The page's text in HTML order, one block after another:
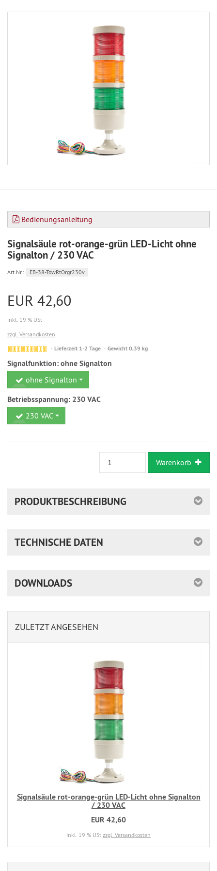
Bedienungsanleitung
Signalsäule rot-orange-grün LED-Licht ohne
Signalton / 230 VAC
Art.Nr.: EB-38-TowRtOrgr230v
EUR 42,60
inkl. 19 % USt
zzgl. Versandkosten
Sehr
Stückzahl,
Teillieferung
Lieferzeit
Lieferzeit 1-2 Tage Gewicht 0,39 kg
Signalfunktion:ohne Signalton
ohne Signalton
Betriebsspannung: 230 VAC
230 VAC
Warenkorb
PRODUKTBESCHREIBUNG
TECHNISCHE DATEN
DOWNLOADS
ZULETZT ANGESEHEN
Signalsäule rot-orange-grün LED-Licht ohne Signalton
/ 230 VAC
EUR 42,60
inkl. 19 % USt zzgl. Versandkosten